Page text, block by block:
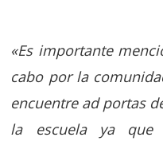
«Es importante
cabo por la
encuentre ad portas
la escuela ya